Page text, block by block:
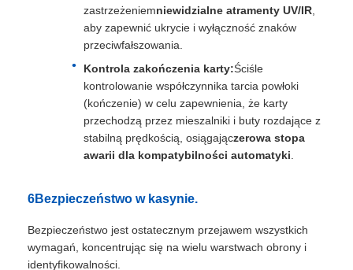
zastrzeżeniemniewidzialne atramenty UV/IR
aby zapewnić ukrycie i wyłączność znaków
przeciwfałszowania.
Kontrola zakończenia karty:Ściśle
kontrolowanie współczynnika tarcia powłoki
(kończenie) w celu zapewnienia, że karty
przechodzą przez mieszalniki i buty rozdające z
stabilną prędkością, osiągajączerowa stopa
awarii dla kompatybilności automatyki
6Bezpieczeństwo w kasynie.
Bezpieczeństwo jest ostatecznym przejawem wszystkich
wymagań, koncentrując się na wielu warstwach obrony i
identyfikowalności.